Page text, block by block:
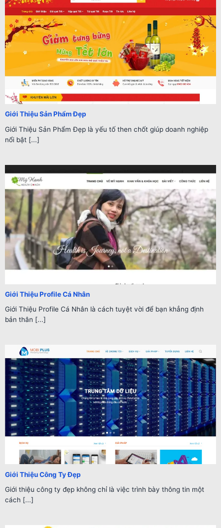
Giới Thiệu Sản Phẩm Đẹp
Giới Thiệu Sản Phẩm Đẹp là yếu tố then chốt giúp doanh nghiệp
nổi bật [...]
Giới Thiệu Profile Cá Nhân
Giới Thiệu Profile Cá Nhân là cách tuyệt vời để bạn khẳng định
bản thân [...]
Giới Thiệu Công Ty Đẹp
Giới thiệu công ty đẹp không chỉ là việc trình bày thông tin một
cách [...]